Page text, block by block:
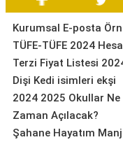
Kurumsal E-posta
TÜFE-TÜFE 2024
Terzi Fiyat Listesi
Dişi Kedi isimleri ekşi
2024 2025 Okullar Ne
Zaman Açılacak?
Şahane Hayatım